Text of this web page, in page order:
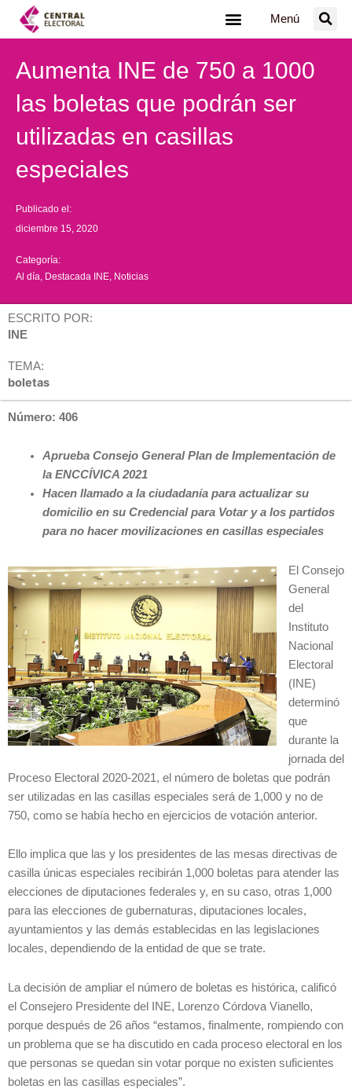
Menú
Aumenta INE de 750 a 1000
las boletas que podrán ser
utilizadas en casillas
especiales
Publicado el:
diciembre 15, 2020
Categoría:
Al día Destacada INE Noticias
ESCRITO POR:
INE
TEMA:
boletas
Número: 406
Aprueba Consejo General Plan de Implementación de
la ENCCÍVICA 2021
Hacen llamado a la ciudadanía para actualizar su
domicilio en su Credencial para Votar y a los partidos
para no hacer movilizaciones en casillas especiales
El Consejo
General
del
Instituto
Nacional
Electoral
(INE)
determinó
que
durante la
jornada del
Proceso Electoral 2020-2021, el número de boletas que podrán
ser utilizadas en las casillas especiales será de 1,000 y no de
750, como se había hecho en ejercicios de votación anterior.
Ello implica que las y los presidentes de las mesas directivas de
casilla únicas especiales recibirán 1,000 boletas para atender las
elecciones de diputaciones federales y, en su caso, otras 1,000
para las elecciones de gubernaturas, diputaciones locales,
ayuntamientos y las demás establecidas en las legislaciones
locales, dependiendo de la entidad de que se trate.
La decisión de ampliar el número de boletas es histórica, calificó
el Consejero Presidente del INE, Lorenzo Córdova Vianello,
porque después de 26 años “estamos, finalmente, rompiendo con
un problema que se ha discutido en cada proceso electoral en los
que personas se quedan sin votar porque no existen suficientes
boletas en las casillas especiales”.